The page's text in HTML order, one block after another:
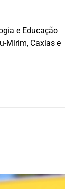
e Educação
Mirim, Caxias e